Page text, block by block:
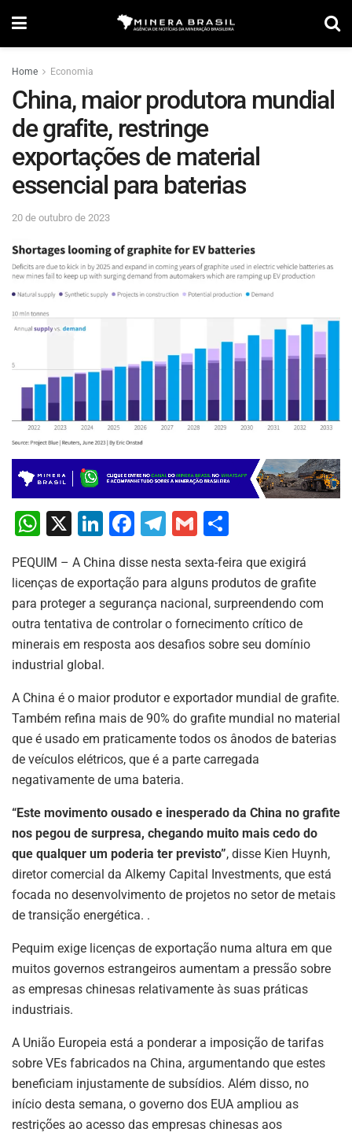
Home Economia
China, maior produtora mundial
de grafite, restringe
exportações de material
essencial para baterias
20 de outubro de 2023
W
at
s
A
p
p
X
Li
k
e
dI
n
F
c
e
b
o
k
T
e
gr
a
m
G
ai
l
ar
e
PEQUIM – A China disse nesta sexta-feira que exigirá
licenças de exportação para alguns produtos de grafite
para proteger a segurança nacional, surpreendendo com
outra tentativa de controlar o fornecimento crítico de
minerais em resposta aos desafios sobre seu domínio
industrial global.
A China é o maior produtor e exportador mundial de grafite.
Também refina mais de 90% do grafite mundial no material
que é usado em praticamente todos os ânodos de baterias
de veículos elétricos, que é a parte carregada
negativamente de uma bateria.
“Este movimento ousado e inesperado da China no grafite
nos pegou de surpresa, chegando muito mais cedo do
que qualquer um poderia ter previsto”, disse Kien Huynh,
diretor comercial da Alkemy Capital Investments, que está
focada no desenvolvimento de projetos no setor de metais
de transição energética. .
Pequim exige licenças de exportação numa altura em que
muitos governos estrangeiros aumentam a pressão sobre
as empresas chinesas relativamente às suas práticas
industriais.
A União Europeia está a ponderar a imposição de tarifas
sobre VEs fabricados na China, argumentando que estes
beneficiam injustamente de subsídios. Além disso, no
início desta semana, o governo dos EUA ampliou as
restrições ao acesso das empresas chinesas aos